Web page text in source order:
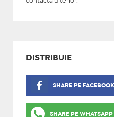
DISTRIBUIE
SHARE PE FACEBOOK
SHARE PE WHATSAPP